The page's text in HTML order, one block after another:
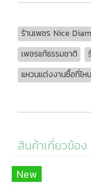
ร้านเพชร Nice
เพชรแท้ธรรมชาติ
แหวนแต่งงานซื้อที่ไห
สินค้าเกี่ยวข้อง
New